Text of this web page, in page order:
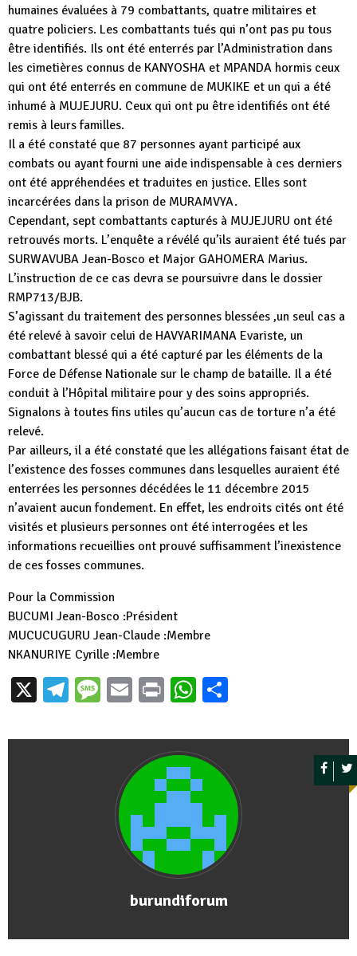
humaines évaluées à 79 combattants, quatre militaires et
quatre policiers. Les combattants tués qui n’ont pas pu tous
être identifiés. Ils ont été enterrés par l’Administration dans
les cimetières connus de KANYOSHA et MPANDA hormis ceux
qui ont été enterrés en commune de MUKIKE et un qui a été
inhumé à MUJEJURU. Ceux qui ont pu être identifiés ont été
remis à leurs familles.
Il a été constaté que 87 personnes ayant participé aux
combats ou ayant fourni une aide indispensable à ces derniers
ont été appréhendées et traduites en justice. Elles sont
incarcérées dans la prison de MURAMVYA.
Cependant, sept combattants capturés à MUJEJURU ont été
retrouvés morts. L’enquête a révélé qu’ils auraient été tués par
SURWAVUBA Jean-Bosco et Major GAHOMERA Marius.
L’instruction de ce cas devra se poursuivre dans le dossier
RMP713/BJB.
S’agissant du traitement des personnes blessées ,un seul cas a
été relevé à savoir celui de HAVYARIMANA Evariste, un
combattant blessé qui a été capturé par les éléments de la
Force de Défense Nationale sur le champ de bataille. Il a été
conduit à l’Hôpital militaire pour y des soins appropriés.
Signalons à toutes fins utiles qu’aucun cas de torture n’a été
relevé.
Par ailleurs, il a été constaté que les allégations faisant état de
l’existence des fosses communes dans lesquelles auraient été
enterrées les personnes décédées le 11 décembre 2015
n’avaient aucun fondement. En effet, les endroits cités ont été
visités et plusieurs personnes ont été interrogées et les
informations recueillies ont prouvé suffisamment l’inexistence
de ces fosses communes.
Pour la Commission
BUCUMI Jean-Bosco :Président
MUCUCUGURU Jean-Claude :Membre
NKANURIYE Cyrille :Membre
X Telegram
Message
EmailPrintWhatsApp
burundiforum